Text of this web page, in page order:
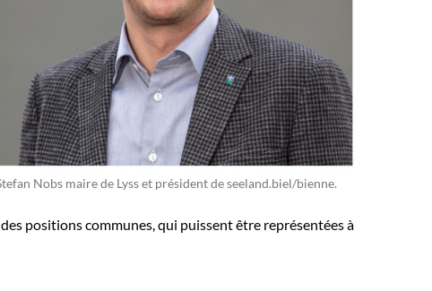
Nobs maire de Lyss et président de seeland.biel/bienne.
positions communes, qui puissent être représentées à